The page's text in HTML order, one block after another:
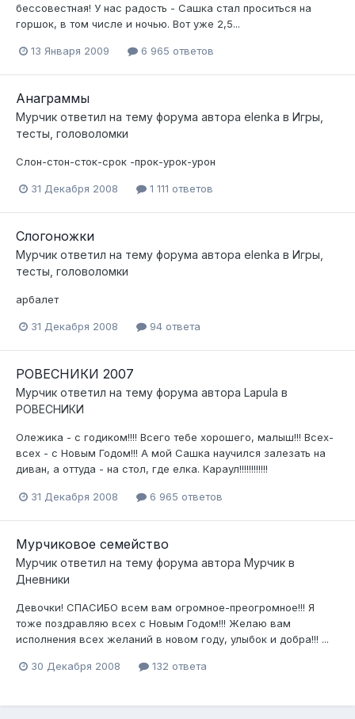
бессовестная! У нас радость - Сашка стал проситься на
горшок, в том числе и ночью. Вот уже 2,5...
13 Января 2009 6 965 ответов
Анаграммы
Мурчик ответил на тему форума автора elenka в Игры,
тесты, головоломки
Слон-стон-сток-срок -прок-урок-урон
31 Декабря 2008 1 111 ответов
Слогоножки
Мурчик ответил на тему форума автора elenka в Игры,
тесты, головоломки
арбалет
31 Декабря 2008 94 ответа
РОВЕСНИКИ 2007
Мурчик ответил на тему форума автора Lapula в
РОВЕСНИКИ
Олежика - с годиком!!!! Всего тебе хорошего, малыш!!! Всех-
всех - с Новым Годом!!! А мой Сашка научился залезать на
диван, а оттуда - на стол, где елка. Караул!!!!!!!!!!!!
31 Декабря 2008 6 965 ответов
Мурчиковое семейство
Мурчик ответил на тему форума автора Мурчик в
Дневники
Девочки! СПАСИБО всем вам огромное-преогромное!!! Я
тоже поздравляю всех с Новым Годом!!! Желаю вам
исполнения всех желаний в новом году, улыбок и добра!!! ...
30 Декабря 2008 132 ответа